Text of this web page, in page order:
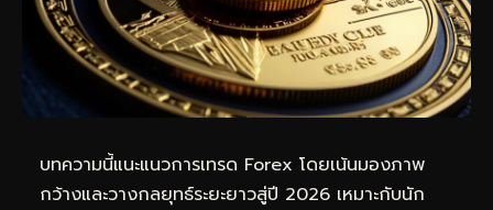
บทความนี้แนะแนวการเทรด Forex โดยเน้นมองภาพ
กว้างและวางกลยุทธ์ระยะยาวสู่ปี 2026 เหมาะกับนัก